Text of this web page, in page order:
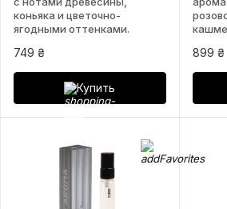
коньяка и цветочно-
ягодными оттенками.
749 ₴
Купить
899 ₴